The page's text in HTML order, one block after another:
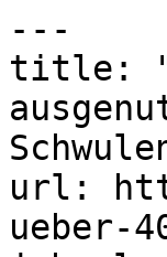
---
title:
url:
ueber-